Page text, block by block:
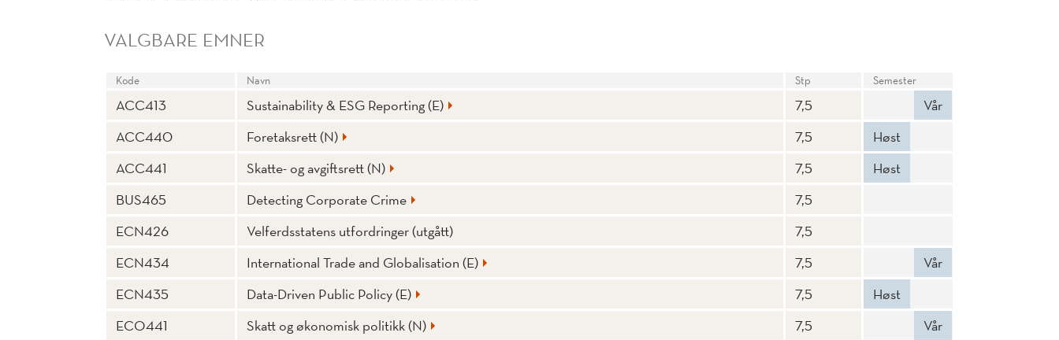
VALGBARE EMNER
Kode Navn Stp Semester
ACC413 Sustainability & ESG Reporting (E) 7,5
Vår
ACC440
Foretaksrett (N) 7,5
Høst
ACC441
Skatte- og avgiftsrett (N) 7,5
Høst
BUS465
Detecting Corporate Crime
7,5
ECN426
Velferdsstatens utfordringer (utgått)
7,5
ECN434
International Trade and Globalisation (E) 7,5
Vår
ECN435
Data-Driven Public Policy (E) 7,5
Høst
ECO441
Skatt og økonomisk politikk (N) 7,5
Vår